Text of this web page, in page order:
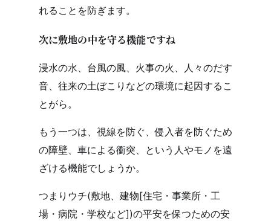
れることを防ぎます。
次に敷地の中を守る機能ですね
浸水の水、台風の風、火事の火、人々のだす
音、往来の土ぼこりなどの環境に起因するこ
とがら。
もう一つは、視線を防ぐ、侵入者を防ぐため
の障壁、車による衝突、という人やモノを遠
ざける機能でしょうか。
つまりウチ(敷地、建物[住宅・事業所・工
場・病院・学校など])の平安を保つための安